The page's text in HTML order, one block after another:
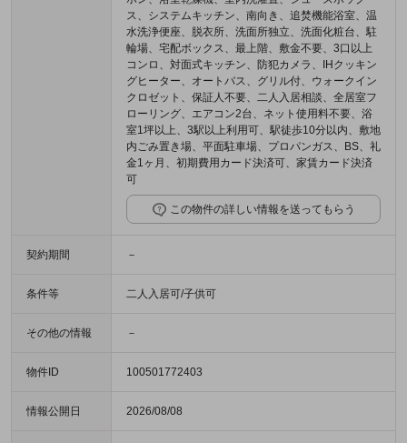
ス、システムキッチン、南向き、追焚機能浴室、温
水洗浄便座、脱衣所、洗面所独立、洗面化粧台、駐
輪場、宅配ボックス、最上階、敷金不要、3口以上
コンロ、対面式キッチン、防犯カメラ、IHクッキン
グヒーター、オートバス、グリル付、ウォークイン
クロゼット、保証人不要、二人入居相談、全居室フ
ローリング、エアコン2台、ネット使用料不要、浴
室1坪以上、3駅以上利用可、駅徒歩10分以内、敷地
内ごみ置き場、平面駐車場、プロパンガス、BS、礼
金1ヶ月、初期費用カード決済可、家賃カード決済
可
この物件の詳しい情報を送ってもらう
契約期間 －
条件等 二人入居可/子供可
その他の情報 －
物件ID 100501772403
情報公開日 2026/08/08